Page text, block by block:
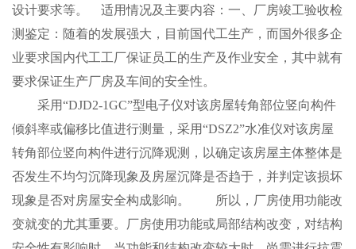
设计要求等。 适用情况及主要内容：一、厂房竣工验收检
测鉴定：随着的发展强大，目前国代工生产，而国外很多企
业要求国内代工工厂保证员工的生产及作业安全，其中就有
要求保证生产厂房及车间的安全性。
采用“DJD2-1GC”型电子仪对该房屋转角部位竖向构件
倾斜率或偏移比值进行测量，采用“DSZ2”水准仪对该房屋
转角部位竖向构件进行沉降观测，以确定该房屋主体整体是
否发生不均匀沉降现象及房屋沉降是否趋于，并判定该损坏
现象是否对房屋安全构成影响。 所以，厂房使用功能改
变就变的尤其重要。厂房使用功能或局部结构改变，对结构